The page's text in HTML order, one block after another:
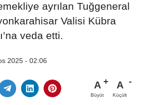
ayrılan Tuğgeneral
Valisi Kübra
veda etti.
2025 - 02:06
A
Büyüt
A
Küçült